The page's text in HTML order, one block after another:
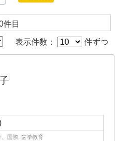
件目
表示件数： 件ずつ
国際, 歯学教育